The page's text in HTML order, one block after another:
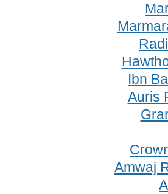
Ibn
Auris
Amwaj